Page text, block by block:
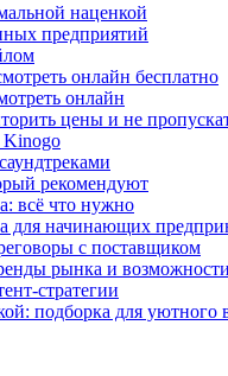
наценкой
предприятий
онлайн бесплатно
онлайн
цены и не
рекомендуют
всё что нужно
для начинающих
с поставщиком
рынка и возможности
стратегии
подборка для уютного